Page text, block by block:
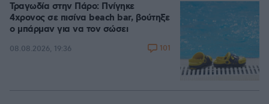
Τραγωδία στην Πάρο: Πνίγηκε
4χρονος σε πισίνα beach bar, βούτηξε
ο μπάρμαν για να τον σώσει
08.08.2026, 19:36 101